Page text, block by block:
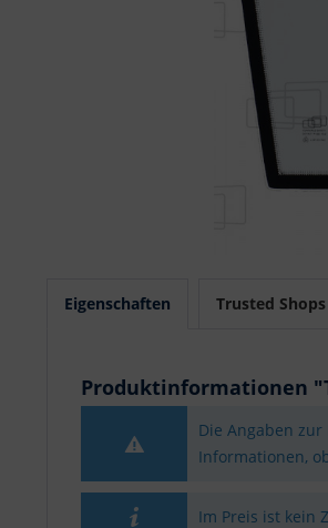
Eigenschaften Trusted
Produktinformationen
Die Angaben
Informationen,
Im Preis ist kein